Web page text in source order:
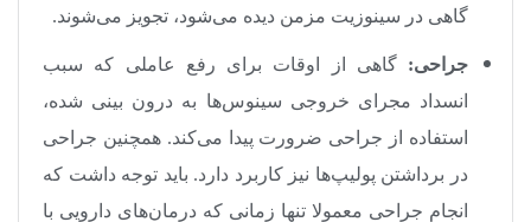
گاهی در سینوزیت مزمن دیده می‌شود، تجویز می‌شوند.
جراحی: گاهی از اوقات برای رفع عاملی که سبب
انسداد مجرای خروجی سینوس‌ها به درون بینی شده،
استفاده از جراحی ضرورت پیدا می‌کند. همچنین جراحی
در برداشتن پولیپ‌ها نیز کاربرد دارد. باید توجه داشت که
انجام جراحی معمولا تنها زمانی که درمان‌های دارویی با